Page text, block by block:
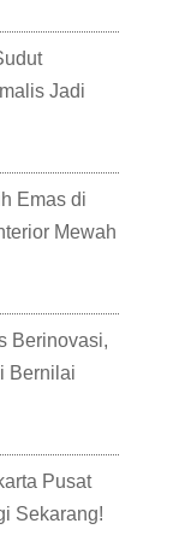
Jadi
Emas di
Mewah
Berinovasi,
Bernilai
Pusat
Sekarang!